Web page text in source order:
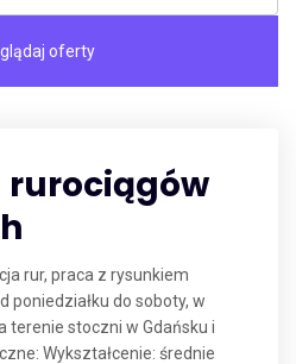
rur, praca z rysunkiem
poniedziałku do soboty, w
terenie stoczni w Gdańsku i
Wykształcenie: średnie